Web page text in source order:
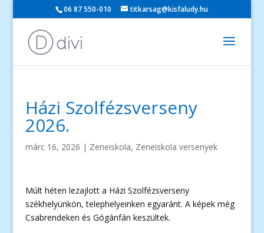
06 87 550-010 titkarsag@kisfaludy.hu
Házi Szolfézsverseny
2026.
márc 16, 2026 | Zeneiskola, Zeneiskola versenyek
Múlt héten lezajlott a Házi Szolfézsverseny
székhelyünkön, telephelyeinken egyaránt. A képek még
Csabrendeken és Gógánfán keszültek.